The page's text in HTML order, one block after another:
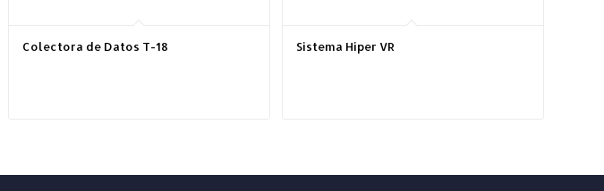
Colectora de Datos T-18 Sistema Hiper VR